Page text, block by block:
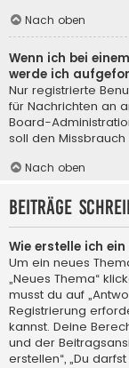
Nach oben
Wenn ich bei
werde ich
Nur registrierte
für Nachrichten an
Board-
soll den
Nach oben
Beiträge
Wie erstelle ich
Um ein neues
„Neues Thema“
musst du auf
Registrierung
kannst. Deine
und der
erstellen“, „Du